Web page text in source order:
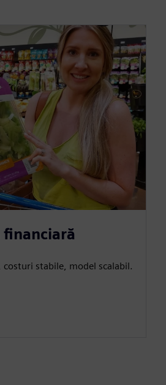
financiară
costuri stabile, model scalabil.